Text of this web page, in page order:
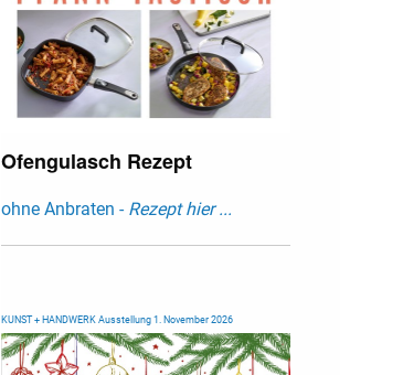
Ofengulasch Rezept
ohne Anbraten - Rezept hier ...
KUNST + HANDWERK Ausstellung 1. November 2026